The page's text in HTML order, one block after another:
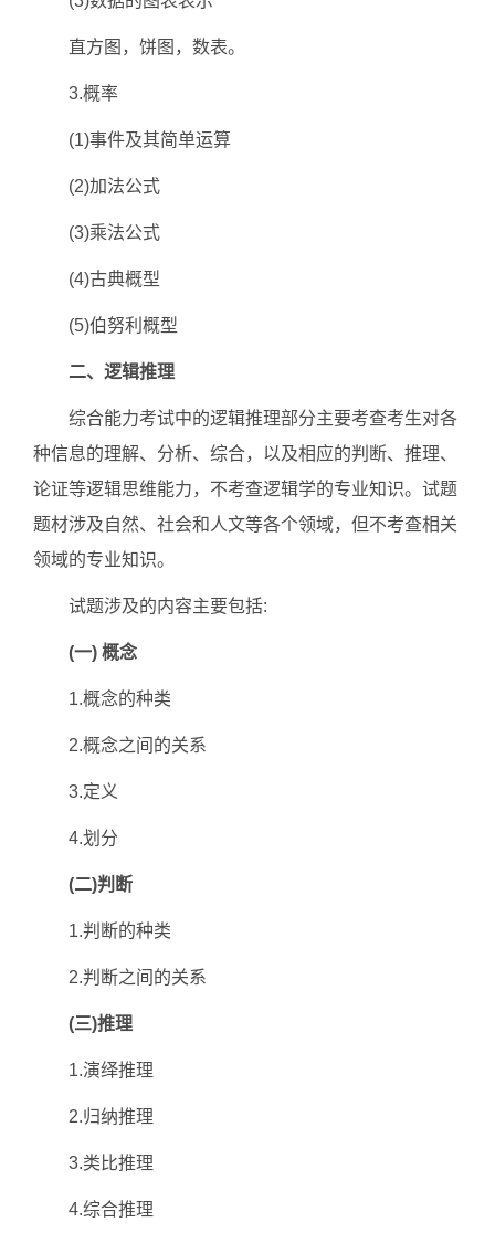
直方图，饼图，数表。
3.概率
(1)事件及其简单运算
(2)加法公式
(3)乘法公式
(4)古典概型
(5)伯努利概型
二、逻辑推理
综合能力考试中的逻辑推理部分主要考查考生对各
种信息的理解、分析、综合，以及相应的判断、推理、
论证等逻辑思维能力，不考查逻辑学的专业知识。试题
题材涉及自然、社会和人文等各个领域，但不考查相关
领域的专业知识。
试题涉及的内容主要包括:
(一) 概念
1.概念的种类
2.概念之间的关系
3.定义
4.划分
(二)判断
1.判断的种类
2.判断之间的关系
(三)推理
1.演绎推理
2.归纳推理
3.类比推理
4.综合推理